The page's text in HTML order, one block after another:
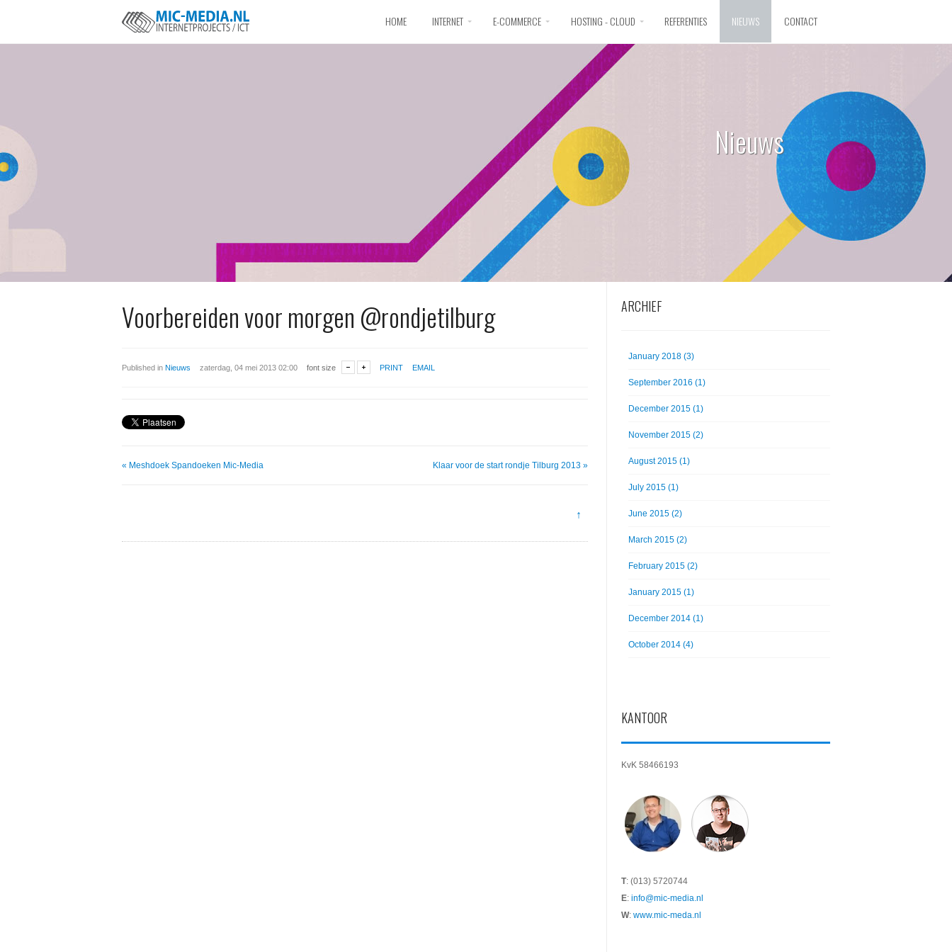
HOME INTERNET E-COMMERCE HOSTING - CLOUD REFERENTIES NIEUWS CONTACT
Nieuws
Voorbereiden voor morgen @rondjetilburg
Published in Nieuws zaterdag, 04 mei 2013 02:00 font size PRINT EMAIL
« Meshdoek Spandoeken Mic-Media Klaar voor de start rondje Tilburg 2013 »
↑
ARCHIEF
January 2018 (3)
September 2016 (1)
December 2015 (1)
November 2015 (2)
August 2015 (1)
July 2015 (1)
June 2015 (2)
March 2015 (2)
February 2015 (2)
January 2015 (1)
December 2014 (1)
October 2014 (4)
KANTOOR
KvK 58466193
T: (013) 5720744
E: info@mic-media.nl
W: www.mic-meda.nl